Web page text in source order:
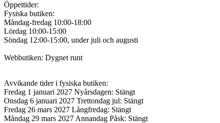
Öppettider:
Fysiska butiken:
Måndag-fredag 10:00-18:00
Lördag 10:00-15:00
Söndag 12:00-15:00, under juli och augusti
Webbutiken: Dygnet runt
Avvikande tider i fysiska butiken:
Fredag 1 januari 2027 Nyårsdagen: Stängt
Onsdag 6 januari 2027 Trettondag jul: Stängt
Fredag 26 mars 2027 Långfredag: Stängt
Måndag 29 mars 2027 Annandag Påsk: Stängt